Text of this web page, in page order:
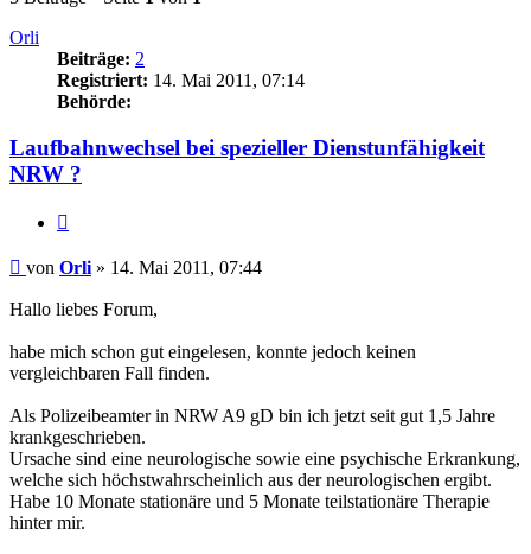
Orli
Beiträge: 2
Registriert: 14. Mai 2011, 07:14
Behörde:
Laufbahnwechsel bei spezieller Dienstunfähigkeit
NRW ?
Beitrag
von Orli » 14. Mai 2011, 07:44
Hallo liebes Forum,
habe mich schon gut eingelesen, konnte jedoch keinen
vergleichbaren Fall finden.
Als Polizeibeamter in NRW A9 gD bin ich jetzt seit gut 1,5 Jahre
krankgeschrieben.
Ursache sind eine neurologische sowie eine psychische Erkrankung,
welche sich höchstwahrscheinlich aus der neurologischen ergibt.
Habe 10 Monate stationäre und 5 Monate teilstationäre Therapie
hinter mir.